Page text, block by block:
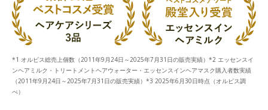
*1 オルビス総売上個数（2011年9月24日～2025年7月31日の販売実績）*2 エッセンスイ
ンヘアミルク・トリートメントヘアウォーター・エッセンスインヘアマスク購入者数実績
（2011年9月24日～2025年7月31日の販売実績）*3 2025年6月30日時点（オルビス調
べ）